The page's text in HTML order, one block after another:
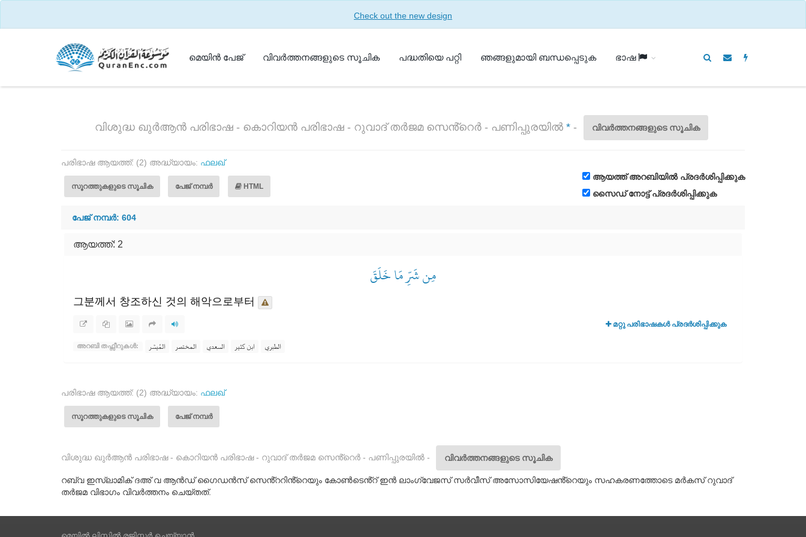
Check out the new design
മെയിൻ പേജ് വിവർത്തനങ്ങളുടെ സൂചിക പദ്ധതിയെ പറ്റി ഞങ്ങളുമായി ബന്ധപ്പെടുക ഭാഷ
വിശുദ്ധ ഖുർആൻ പരിഭാഷ - കൊറിയൻ പരിഭാഷ - റുവാദ് തർജമ സെൻ്റെർ - പണിപ്പുരയിൽ *- വിവർത്തനങ്ങളുടെ സൂചിക
പരിഭാഷ ആയത്ത്: (2) അദ്ധ്യായം: ഫലഖ്
സൂറത്തുകളുടെ സൂചിക പേജ് നമ്പർ HTML
ആയത്ത് അറബിയിൽ പ്രദർശിപ്പിക്കുക
സൈഡ് നോട്ട് പ്രദർശിപ്പിക്കുക
പേജ് നമ്പർ: 604
ആയത്ത്: 2
مِن شَرِّ مَا خَلَقَ
그분께서 창조하신 것의 해악으로부터
മറ്റു പരിഭാഷകൾ പ്രദർശിപ്പിക്കുക
അറബി തഫ്സീറുകൾ: المُيسَّر المختصر السعدي ابن كثير الطبري
പരിഭാഷ ആയത്ത്: (2) അദ്ധ്യായം: ഫലഖ്
സൂറത്തുകളുടെ സൂചിക പേജ് നമ്പർ
വിശുദ്ധ ഖുർആൻ പരിഭാഷ - കൊറിയൻ പരിഭാഷ - റുവാദ് തർജമ സെൻ്റെർ - പണിപ്പുരയിൽ - വിവർത്തനങ്ങളുടെ സൂചിക
റബ്‌വ ഇസ്‌ലാമിക് ദഅ് വ ആൻഡ് ഗൈഡൻസ് സെൻ്ററിൻ്റെയും കോൺടെൻ്റ് ഇൻ ലാംഗ്വേജസ് സർവീസ് അസോസിയേഷൻ്റെയും സഹകരണത്തോടെ മർകസ് റുവാദ്
തർജമ വിഭാഗം വിവർത്തനം ചെയ്തത്.